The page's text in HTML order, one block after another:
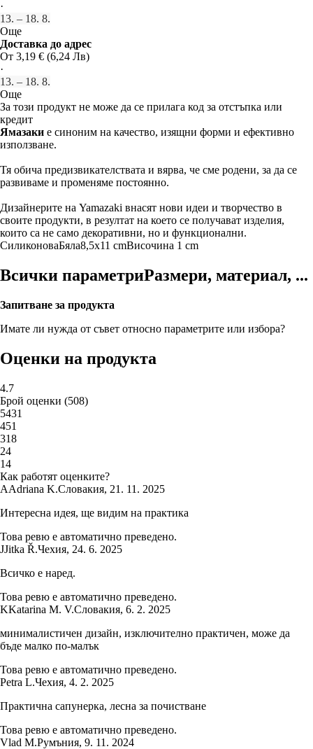
·
13. – 18. 8.
Още
Доставка до адрес
От 3,19 € (6,24 Лв)
·
13. – 18. 8.
Още
За този продукт не може да се прилага код за отстъпка или
кредит
Ямазаки е синоним на качество, изящни форми и ефективно
използване.
Тя обича предизвикателствата и вярва, че сме родени, за да се
развиваме и променяме постоянно.
Дизайнерите на Yamazaki внасят нови идеи и творчество в
своите продукти, в резултат на което се получават изделия,
които са не само декоративни, но и функционални.
СиликоноваБяла8,5x11 cmВисочина 1 cm
Всички параметриРазмери, материал, ...
Запитване за продукта
Имате ли нужда от съвет относно параметрите или избора?
Оценки на продукта
4.7
Брой оценки (508)
5431
451
318
24
14
Как работят оценките?
AAdriana K.Словакия, 21. 11. 2025
Интересна идея, ще видим на практика
Това ревю е автоматично преведено.
JJitka Ř.Чехия, 24. 6. 2025
Всичко е наред.
Това ревю е автоматично преведено.
KKatarina M. V.Словакия, 6. 2. 2025
минималистичен дизайн, изключително практичен, може да
бъде малко по-малък
Това ревю е автоматично преведено.
Petra L.Чехия, 4. 2. 2025
Практична сапунерка, лесна за почистване
Това ревю е автоматично преведено.
Vlad M.Румъния, 9. 11. 2024